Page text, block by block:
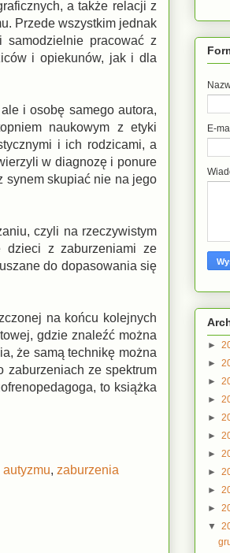
a także relacji z
Przede wszystkim jednak
samodzielnie pracować z
i opiekunów, jak i dla
i osobę samego autora,
naukowym z etyki
i ich rodzicami, a
w diagnozę i ponure
synem skupiać nie na jego
czyli na rzeczywistym
dzieci z zaburzeniami ze
do dopasowania się
na końcu kolejnych
gdzie znaleźć można
że samą technikę można
zaburzeniach ze spektrum
to książka
, zaburzenia
E-
►
►
►
►
►
►
►
►
►
►
▼